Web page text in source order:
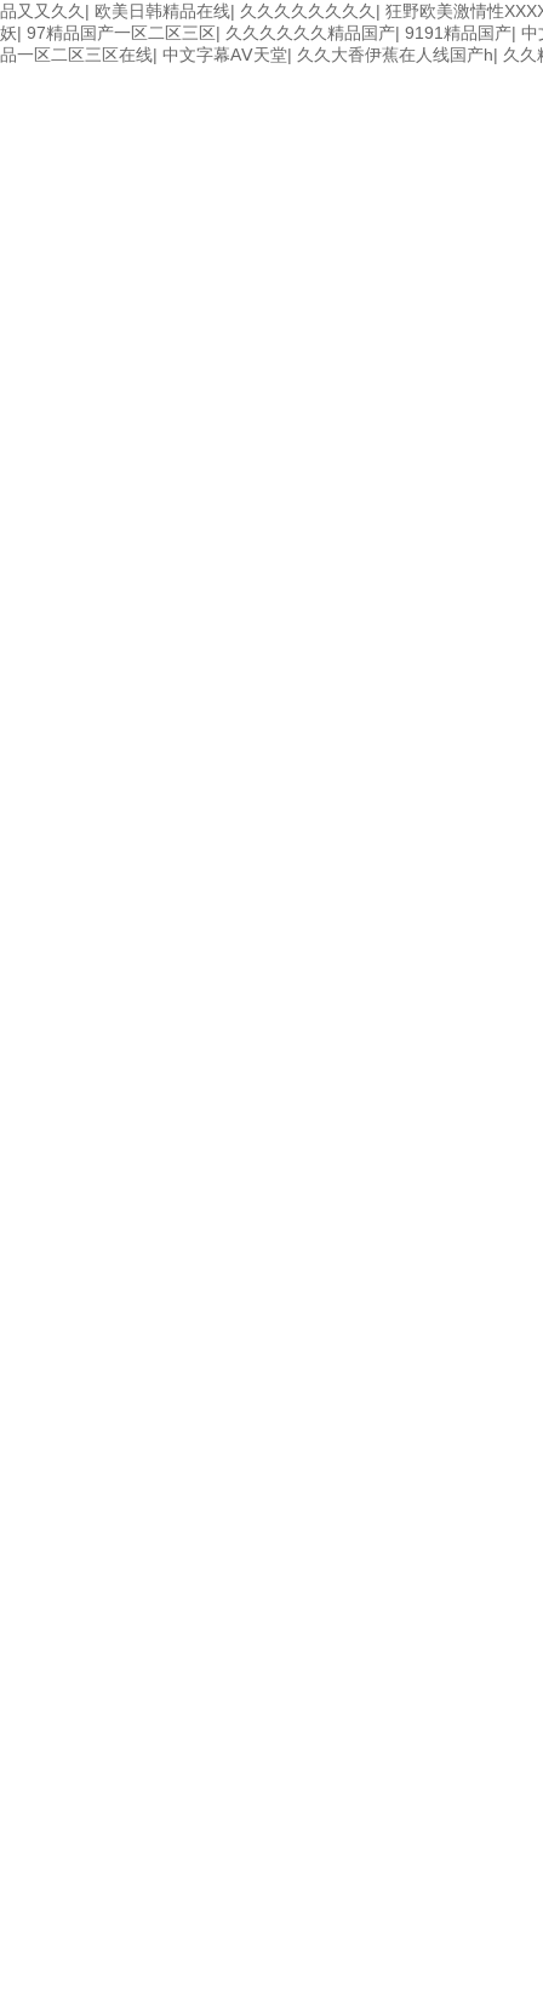
品又又久久 | 欧美日韩精品在线| 久久久久久久久久 | 狂野欧美激情性
妖| 97精品国产一区二区三区| 久久久久久久精品国产| 9191精品国产| 中
品一区二区三区在线| 中文字幕AⅤ天堂| 久久大香伊蕉在人线国产h| 久久